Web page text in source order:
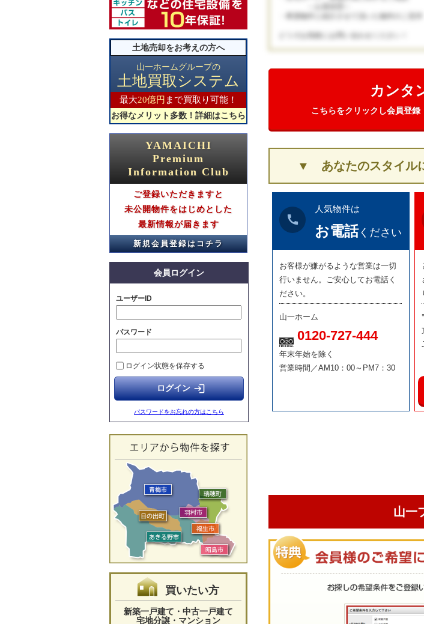
2026.06.27
【グレースコート】ご成約のお知らせ
2026.06.22
【グレースコート】ご成約のお知らせ
2026.06.20
【グレースコート】ご成約のお知らせ
2026.06.15
【グレースコート】ご成約のお知らせ
2026.06.08
【グレースコート】ご成約のお知らせ
【グレースコート】ご成約のお知らせ
【グレースコート】ご成約のお知らせ
2026.05.31
【グレースコート】ご成約のお知らせ
2026.05.31
【グレースコート】ご成約のお知らせ
2026.05.24
【グレースコート】ご成約のお知らせ
【グレースコート】ご成約のお知らせ
2026.05.24
【グレースコート】ご成約のお知らせ
2026.05.23
【グレースコート】ご成約のお知らせ
2026.05.17
【グレースコート】ご成約のお知らせ
【グレースコート】ご成約のお知らせ
2026.05.17
【グレースコート】ご成約のお知らせ
土地売却をお考えの方へ
山一ホームグループの
土地買取システム
最大20億円 まで買取り可能！
お得なメリット多数！詳細はこちら
YAMAICHI
Premium
Information Club
ご登録いただきますと
未公開物件をはじめとした
最新情報が届きます
新規会員登録はコチラ
会員ログイン
ユーザーID
パスワード
ログイン状態を保存する
login
パスワードをお忘れの方はこちら
買いたい方
新築一戸建て・中古一戸建て
宅地分譲・マンション
カンタ
こちらをクリックし会員登録
▼ あなたのスタイル
call
人気物件は
お電話ください
お客様が嫌がるような営業は一切
行いません。ご安心してお電話く
ださい。
山一ホーム
0120-727-444
年末年始を除く
営業時間／AM10：00～PM7：30
山一